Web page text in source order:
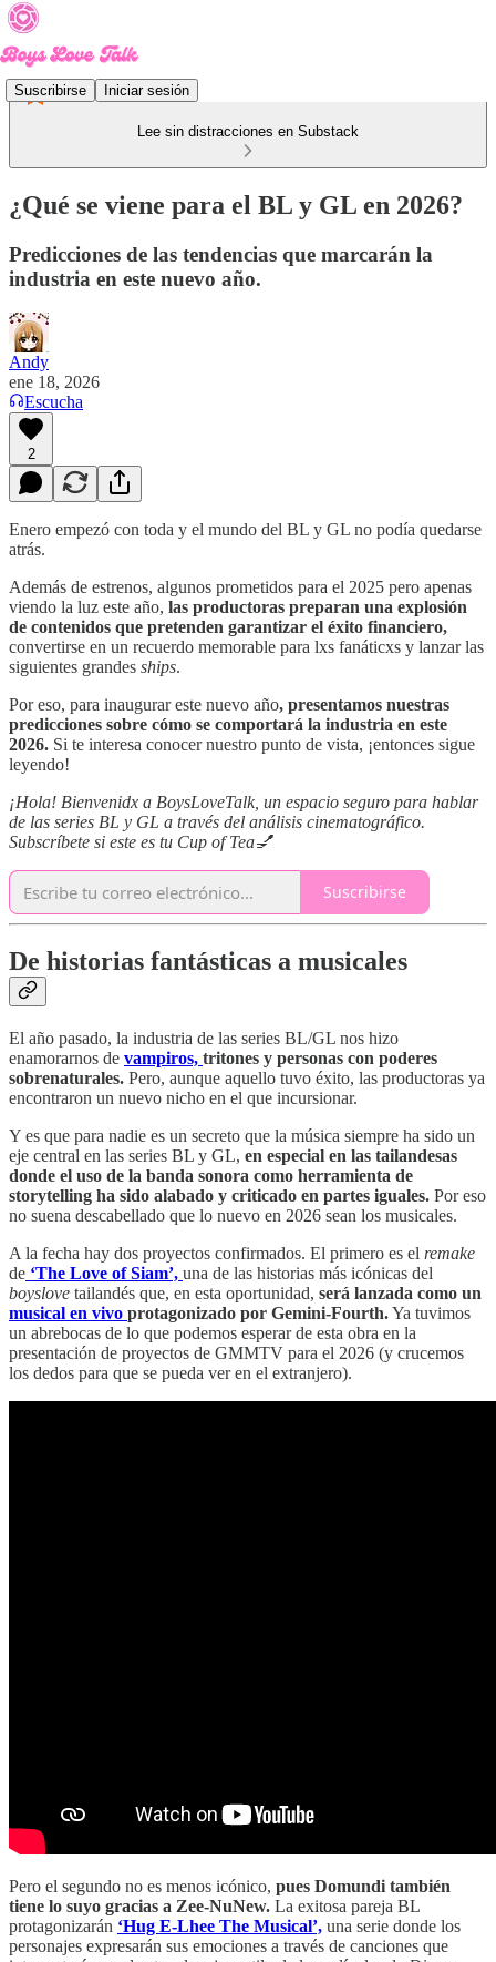
Suscribirse Iniciar sesión
Lee sin distracciones en Substack
¿Qué se viene para el BL y GL en 2026?
Predicciones de las tendencias que marcarán la
industria en este nuevo año.
Andy
ene 18, 2026
Escucha
2
Enero empezó con toda y el mundo del BL y GL no podía quedarse
atrás.
Además de estrenos, algunos prometidos para el 2025 pero apenas
viendo la luz este año, las productoras preparan una explosión
de contenidos que pretenden garantizar el éxito financiero,
convertirse en un recuerdo memorable para lxs fanáticxs y lanzar las
siguientes grandes ships.
Por eso, para inaugurar este nuevo año, presentamos nuestras
predicciones sobre cómo se comportará la industria en este
2026. Si te interesa conocer nuestro punto de vista, ¡entonces sigue
leyendo!
¡Hola! Bienvenidx a BoysLoveTalk, un espacio seguro para hablar
de las series BL y GL a través del análisis cinematográfico.
Subscríbete si este es tu Cup of Tea💅
Suscribirse
De historias fantásticas a musicales
El año pasado, la industria de las series BL/GL nos hizo
enamorarnos de vampiros, tritones y personas con poderes
sobrenaturales. Pero, aunque aquello tuvo éxito, las productoras ya
encontraron un nuevo nicho en el que incursionar.
Y es que para nadie es un secreto que la música siempre ha sido un
eje central en las series BL y GL, en especial en las tailandesas
donde el uso de la banda sonora como herramienta de
storytelling ha sido alabado y criticado en partes iguales. Por eso
no suena descabellado que lo nuevo en 2026 sean los musicales.
A la fecha hay dos proyectos confirmados. El primero es el remake
de ‘The Love of Siam’, una de las historias más icónicas del
boyslove tailandés que, en esta oportunidad, será lanzada como un
musical en vivo protagonizado por Gemini-Fourth.Ya tuvimos
un abrebocas de lo que podemos esperar de esta obra en la
presentación de proyectos de GMMTV para el 2026 (y crucemos
los dedos para que se pueda ver en el extranjero).
Pero el segundo no es menos icónico, pues Domundi también
tiene lo suyo gracias a Zee-NuNew. La exitosa pareja BL
protagonizarán ‘Hug E-Lhee The Musical’, una serie donde los
personajes expresarán sus emociones a través de canciones que